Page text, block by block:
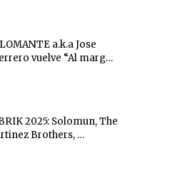
a.k.a Jose
vuelve “Al marg…
2025: Solomun, The
Brothers, …